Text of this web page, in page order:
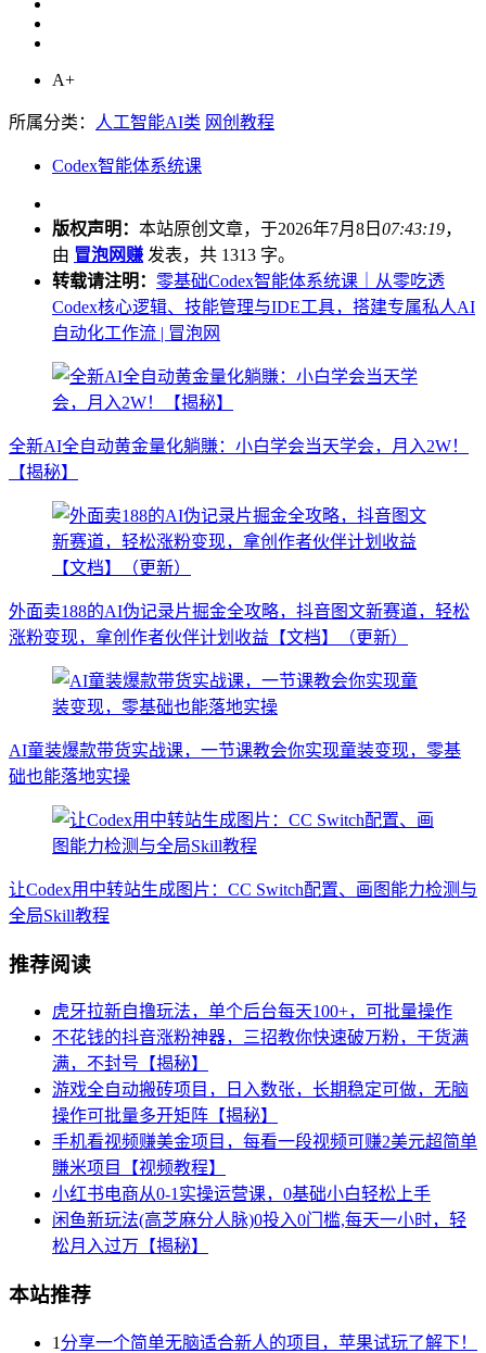
A+
所属分类： 人工智能AI类 网创教程
Codex智能体系统课
版权声明： 本站原创文章，于2026年7月8日 07:43:19，
由 冒泡网赚 发表，共 1313 字。
转载请注明： 零基础Codex智能体系统课｜从零吃透
Codex核心逻辑、技能管理与IDE工具，搭建专属私人AI
自动化工作流 | 冒泡网
全新AI全自动黄金量化躺賺：小白学会当天学会，月入2W！
【揭秘】
外面卖188的AI伪记录片掘金全攻略，抖音图文新赛道，轻松
涨粉变现，拿创作者伙伴计划收益【文档】（更新）
AI童装爆款带货实战课，一节课教会你实现童装变现，零基
础也能落地实操
让Codex用中转站生成图片：CC Switch配置、画图能力检测与
全局Skill教程
推荐阅读
虎牙拉新自撸玩法，单个后台每天100+，可批量操作
不花钱的抖音涨粉神器，三招教你快速破万粉，干货满
满，不封号【揭秘】
游戏全自动搬砖项目，日入数张，长期稳定可做，无脑
操作可批量多开矩阵【揭秘】
手机看视频赚美金项目，每看一段视频可赚2美元超简单
賺米项目【视频教程】
小红书电商从0-1实操运营课，0基础小白轻松上手
闲鱼新玩法(高芝麻分人脉)0投入0门槛,每天一小时，轻
松月入过万【揭秘】
本站推荐
1 分享一个简单无脑适合新人的项目，苹果试玩了解下！